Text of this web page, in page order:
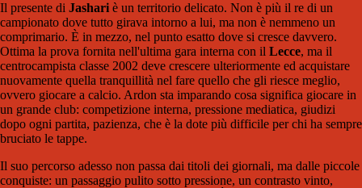
Il presente di Jashari è un territorio delicato. Non è più il re di un
campionato dove tutto girava intorno a lui, ma non è nemmeno un
comprimario. È in mezzo, nel punto esatto dove si cresce davvero.
Ottima la prova fornita nell'ultima gara interna con il Lecce, ma il
centrocampista classe 2002 deve crescere ulteriormente ed acquistare
nuovamente quella tranquillità nel fare quello che gli riesce meglio,
ovvero giocare a calcio. Ardon sta imparando cosa significa giocare in
un grande club: competizione interna, pressione mediatica, giudizi
dopo ogni partita, pazienza, che è la dote più difficile per chi ha sempre
bruciato le tappe.
Il suo percorso adesso non passa dai titoli dei giornali, ma dalle piccole
conquiste: un passaggio pulito sotto pressione, un contrasto vinto,